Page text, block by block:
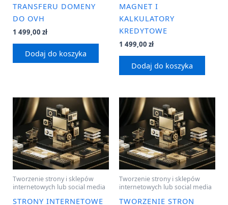
TRANSFERU DOMENY
DO OVH
1 499,00 zł
Dodaj do koszyka
MAGNET I
KALKULATORY
KREDYTOWE
1 499,00 zł
Dodaj do koszyka
Tworzenie strony i sklepów
internetowych lub social media
STRONY INTERNETOWE
Tworzenie strony i sklepów
internetowych lub social media
TWORZENIE STRON